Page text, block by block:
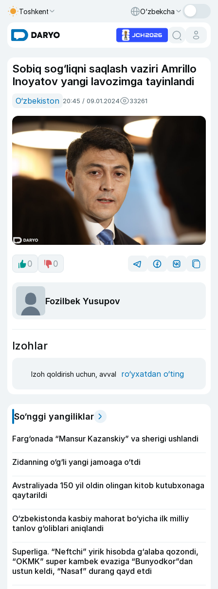
Toshkent O‘zbekcha
Sobiq sog‘liqni saqlash vaziri Amrillo
Inoyatov yangi lavozimga tayinlandi
O‘zbekiston 20:45 / 09.01.2024 33261
0 0
Fozilbek Yusupov
Izohlar
Izoh qoldirish uchun, avval ro‘yxatdan o‘ting
So‘nggi yangiliklar
Farg‘onada “Mansur Kazanskiy” va sherigi ushlandi
Zidanning o‘g‘li yangi jamoaga o‘tdi
Avstraliyada 150 yil oldin olingan kitob kutubxonaga
qaytarildi
O‘zbekistonda kasbiy mahorat bo‘yicha ilk milliy
tanlov g‘oliblari aniqlandi
Superliga. “Neftchi” yirik hisobda g‘alaba qozondi,
“OKMK” super kambek evaziga “Bunyodkor”dan
ustun keldi, “Nasaf” durang qayd etdi